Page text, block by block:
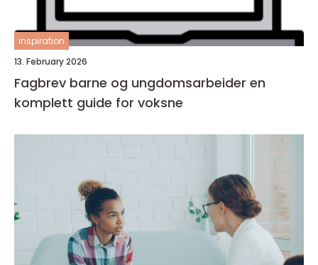
inspiration
13. February 2026
Fagbrev barne og ungdomsarbeider en
komplett guide for voksne